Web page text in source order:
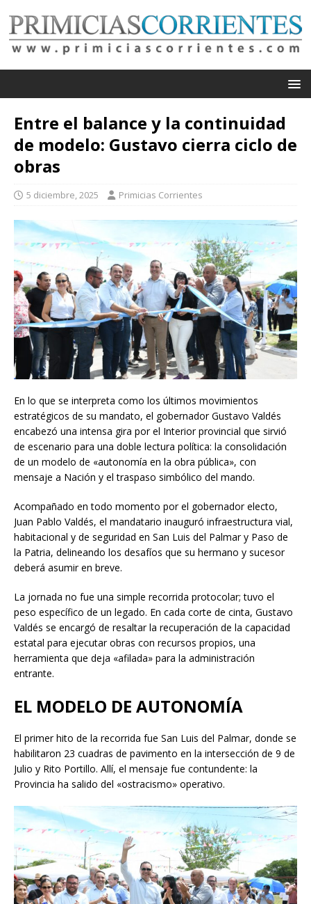
Entre el balance y la continuidad
de modelo: Gustavo cierra ciclo de
obras
5 diciembre, 2025 Primicias Corrientes
En lo que se interpreta como los últimos movimientos
estratégicos de su mandato, el gobernador Gustavo Valdés
encabezó una intensa gira por el Interior provincial que sirvió
de escenario para una doble lectura política: la consolidación
de un modelo de «autonomía en la obra pública», con
mensaje a Nación y el traspaso simbólico del mando.
Acompañado en todo momento por el gobernador electo,
Juan Pablo Valdés, el mandatario inauguró infraestructura vial,
habitacional y de seguridad en San Luis del Palmar y Paso de
la Patria, delineando los desafíos que su hermano y sucesor
deberá asumir en breve.
La jornada no fue una simple recorrida protocolar; tuvo el
peso específico de un legado. En cada corte de cinta, Gustavo
Valdés se encargó de resaltar la recuperación de la capacidad
estatal para ejecutar obras con recursos propios, una
herramienta que deja «afilada» para la administración
entrante.
EL MODELO DE AUTONOMÍA
El primer hito de la recorrida fue San Luis del Palmar, donde se
habilitaron 23 cuadras de pavimento en la intersección de 9 de
Julio y Rito Portillo. Allí, el mensaje fue contundente: la
Provincia ha salido del «ostracismo» operativo.